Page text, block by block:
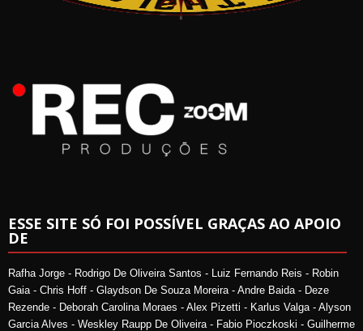
ESSE SITE SÓ FOI POSSÍVEL GRAÇAS AO APOIO
DE
Rafha Jorge - Rodrigo De Oliveira Santos - Luiz Fernando Reis - Robin
Gaia - Chris Hoff - Glaydson De Souza Moreira - Andre Baida - Deze
Rezende - Deborah Carolina Moraes - Alex Pizetti - Karlus Valga - Alyson
Garcia Alves - Weskley Raupp De Oliveira - Fabio Pioczkoski - Guilherme